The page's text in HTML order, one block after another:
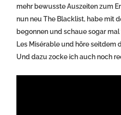
mehr bewusste Auszeiten zum
nun neu The Blacklist, habe mit
begonnen und schaue sogar
Les Misérable und höre seitdem
Und dazu zocke ich auch noch